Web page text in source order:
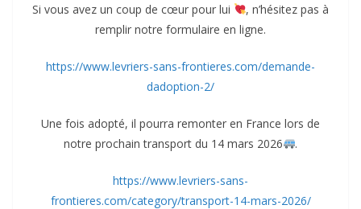
Si vous avez un coup de cœur pour lui
, n’hésitez pas à
remplir notre formulaire en ligne.
https://www.levriers-sans-frontieres.com/demande-
dadoption-2/
Une fois adopté, il pourra remonter en France lors de
notre prochain transport du 14 mars 2026
.
https://www.levriers-sans-
frontieres.com/category/transport-14-mars-2026/